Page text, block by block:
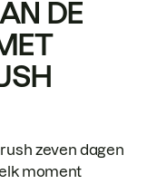
DE
zeven dagen
moment